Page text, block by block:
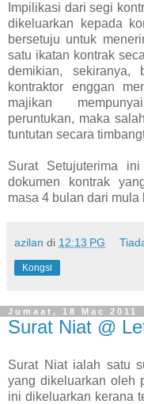
Impilikasi dari segi
dikeluarkan kepada
bersetuju untuk
satu ikatan kontrak
demikian, sekiranya,
kontraktor enggan
majikan
peruntukan, maka
tuntutan secara
Surat Setujuterima
dokumen kontrak
masa 4 bulan dari mula
azilan di 12:13 PG
Kongsi
Jumaat, 18 Mac 2011
Surat Niat @
Surat Niat ialah satu
yang dikeluarkan oleh
ini dikeluarkan kerana